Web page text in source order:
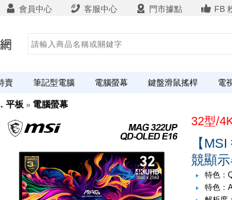
會員中心 客服中心 門市據點 FB
賣 筆記型電腦 電腦螢幕 鍵盤滑鼠搖桿 電
平板 » 電腦螢幕
32型/
【
競顯
特色：
特色：